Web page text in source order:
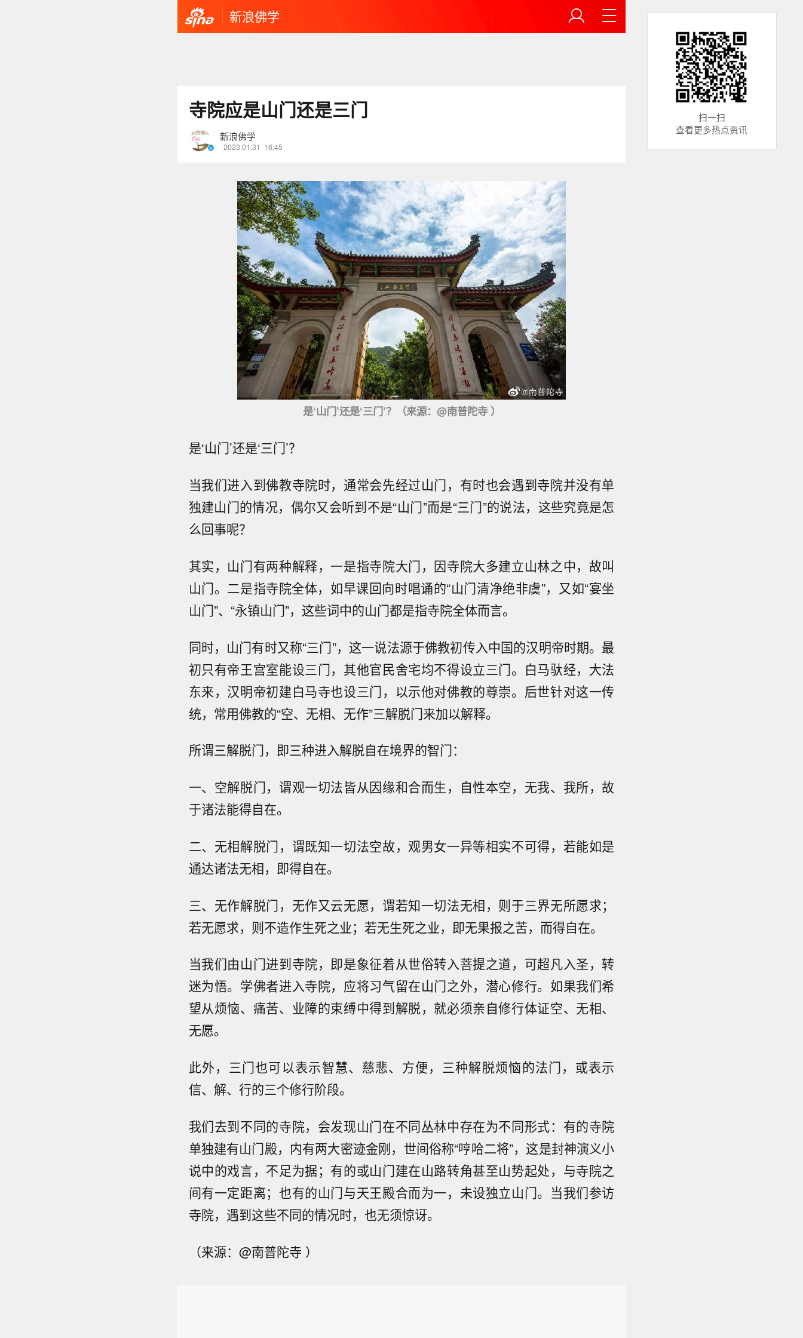
新浪佛学
寺院应是山门还是三门
新浪佛学
2023.01.31 16:45
是‘山门’还是‘三门’？（来源：@南普陀寺 ）
是‘山门’还是‘三门’？
当我们进入到佛教寺院时，通常会先经过山门，有时也会遇到寺院并没有单
独建山门的情况，偶尔又会听到不是“山门”而是“三门”的说法，这些究竟是怎
么回事呢？
其实，山门有两种解释，一是指寺院大门，因寺院大多建立山林之中，故叫
山门。二是指寺院全体，如早课回向时唱诵的“山门清净绝非虞”，又如“宴坐
山门”、“永镇山门”，这些词中的山门都是指寺院全体而言。
同时，山门有时又称“三门”，这一说法源于佛教初传入中国的汉明帝时期。最
初只有帝王宫室能设三门，其他官民舍宅均不得设立三门。白马驮经，大法
东来，汉明帝初建白马寺也设三门，以示他对佛教的尊崇。后世针对这一传
统，常用佛教的“空、无相、无作”三解脱门来加以解释。
所谓三解脱门，即三种进入解脱自在境界的智门：
一、空解脱门，谓观一切法皆从因缘和合而生，自性本空，无我、我所，故
于诸法能得自在。
二、无相解脱门，谓既知一切法空故，观男女一异等相实不可得，若能如是
通达诸法无相，即得自在。
三、无作解脱门，无作又云无愿，谓若知一切法无相，则于三界无所愿求；
若无愿求，则不造作生死之业；若无生死之业，即无果报之苦，而得自在。
当我们由山门进到寺院，即是象征着从世俗转入菩提之道，可超凡入圣，转
迷为悟。学佛者进入寺院，应将习气留在山门之外，潜心修行。如果我们希
望从烦恼、痛苦、业障的束缚中得到解脱，就必须亲自修行体证空、无相、
无愿。
此外，三门也可以表示智慧、慈悲、方便，三种解脱烦恼的法门，或表示
信、解、行的三个修行阶段。
我们去到不同的寺院，会发现山门在不同丛林中存在为不同形式：有的寺院
单独建有山门殿，内有两大密迹金刚，世间俗称“哼哈二将”，这是封神演义小
说中的戏言，不足为据；有的或山门建在山路转角甚至山势起处，与寺院之
间有一定距离；也有的山门与天王殿合而为一，未设独立山门。当我们参访
寺院，遇到这些不同的情况时，也无须惊讶。
（来源：@南普陀寺 ）
扫一扫
查看更多热点资讯